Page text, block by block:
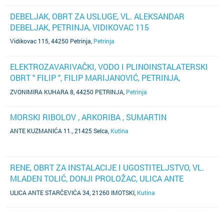
DEBELJAK, OBRT ZA USLUGE, VL. ALEKSANDAR
DEBELJAK, PETRINJA, VIDIKOVAC 115
Vidikovac 115, 44250 Petrinja Petrinja
ELEKTROZAVARIVAČKI, VODO I PLINOINSTALATERSKI
OBRT " FILIP ", FILIP MARIJANOVIĆ, PETRINJA,
ZVONIMIRA KUHARA 8
ZVONIMIRA KUHARA 8, 44250 PETRINJA Petrinja
MORSKI RIBOLOV , ARKORIBA , SUMARTIN
ANTE KUZMANIĆA 11., 21425 Selca Kutina
RENE, OBRT ZA INSTALACIJE I UGOSTITELJSTVO, VL.
MLADEN TOLIĆ, DONJI PROLOŽAC, ULICA ANTE
STARČEVIĆA 34
ULICA ANTE STARČEVIĆA 34, 21260 IMOTSKI Kutina